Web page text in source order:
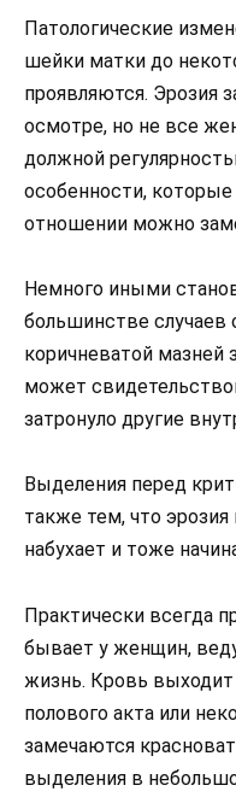
Патологические
шейки матки до
проявляются. Эрозия
осмотре, но не все
должной
особенности,
отношении можно
Немного иными
большинстве случаев
коричневатой мазней
может
затронуло другие
Выделения перед
также тем, что
набухает и тоже
Практически всегда
бывает у женщин,
жизнь. Кровь
полового акта или
замечаются
выделения в